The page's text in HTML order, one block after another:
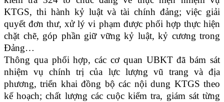
KTGS, thi hành kỷ luật và tài chính đảng; việc giải
quyết đơn thư, xử lý vi phạm được phối hợp thực hiện
chặt chẽ, góp phần giữ vững kỷ luật, kỷ cương trong
Đảng…
Thông qua phối hợp, các cơ quan UBKT đã bám sát
nhiệm vụ chính trị của lực lượng vũ trang và địa
phương, triển khai đồng bộ các nội dung KTGS theo
kế hoạch; chất lượng các cuộc kiểm tra, giám sát từng